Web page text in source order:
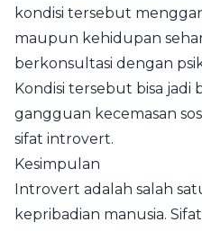
kondisi tersebut
maupun kehidupan
berkonsultasi dengan
Kondisi tersebut bisa jadi
gangguan kecemasan
sifat introvert.
Kesimpulan
Introvert adalah salah
kepribadian manusia.